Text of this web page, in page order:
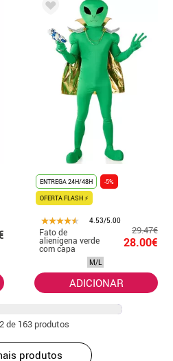
ENTREGA 24H/48H
-5%
OFERTA FLASH ⚡
4.53/5.00
Fato de
alienígena verde
com capa
dourada para
29.47€
28.00€
M/L
ADICIONAR
de 163 produtos
produtos